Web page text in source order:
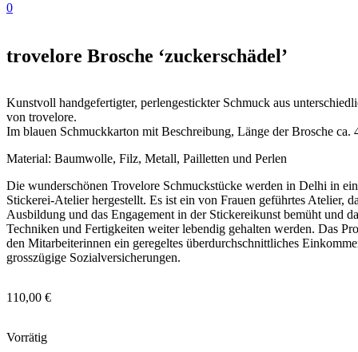
0
trovelore Brosche ‘zuckerschädel’
Kunstvoll handgefertigter, perlengestickter Schmuck aus
von trovelore.
Im blauen Schmuckkarton mit Beschreibung, Länge der Brosche ca.
Material: Baumwolle, Filz, Metall, Pailletten und Perlen
Die wunderschönen Trovelore Schmuckstücke werden in Delhi in
Stickerei-Atelier hergestellt. Es ist ein von Frauen geführtes Atelier,
Ausbildung und das Engagement in der Stickereikunst bemüht und
Techniken und Fertigkeiten weiter lebendig gehalten werden. Das
den Mitarbeiterinnen ein geregeltes überdurchschnittliches
grosszügige Sozialversicherungen.
110,00 €
Vorrätig